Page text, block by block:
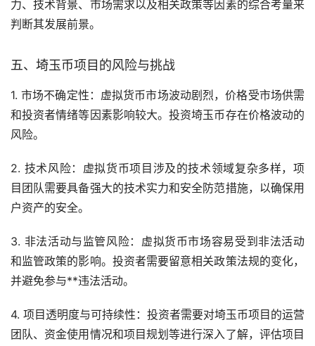
力、技术背景、市场需求以及相关政策等因素的综合考量来
判断其发展前景。
五、埼玉币项目的风险与挑战
1. 市场不确定性：虚拟货币市场波动剧烈，价格受市场供需
和投资者情绪等因素影响较大。投资埼玉币存在价格波动的
风险。
2. 技术风险：虚拟货币项目涉及的技术领域复杂多样，项
目团队需要具备强大的技术实力和安全防范措施，以确保用
户资产的安全。
3. 非法活动与监管风险：虚拟货币市场容易受到非法活动
和监管政策的影响。投资者需要留意相关政策法规的变化，
并避免参与**违法活动。
4. 项目透明度与可持续性：投资者需要对埼玉币项目的运营
团队、资金使用情况和项目规划等进行深入了解，评估项目